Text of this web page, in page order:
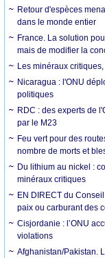
Retour d'espèces
dans le monde entier
France. La solution
mais de modifier la
Les minéraux
Nicaragua : l'ONU
politiques
RDC : des experts de
par le M23
Feu vert pour des
nombre de morts et
Du lithium au nickel :
minéraux critiques
EN DIRECT du
paix ou carburant des
Cisjordanie : l’ONU
violations
Afghanistan/Pakistan.